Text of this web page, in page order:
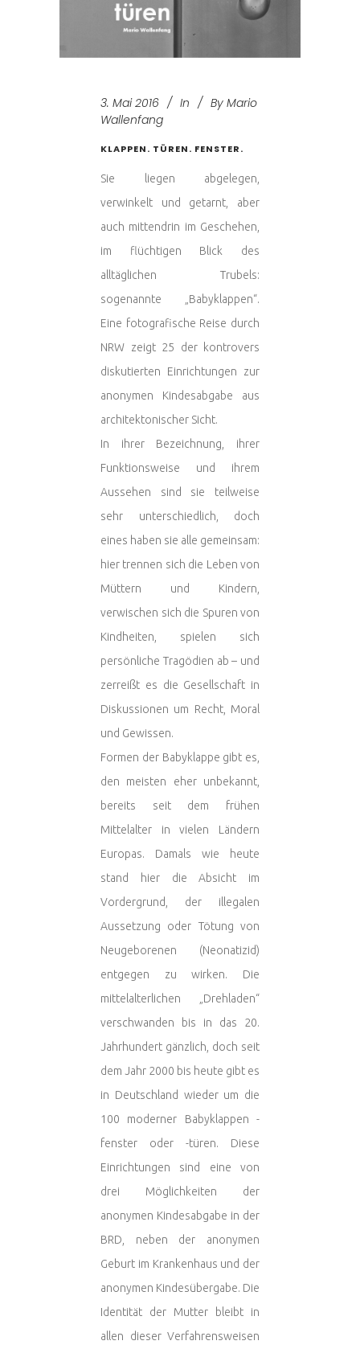
3. Mai 2016 In By Mario
Wallenfang
KLAPPEN. TÜREN. FENSTER.
Sie liegen abgelegen,
verwinkelt und getarnt, aber
auch mittendrin im Geschehen,
im flüchtigen Blick des
alltäglichen Trubels:
sogenannte „Babyklappen“.
Eine fotografische Reise durch
NRW zeigt 25 der kontrovers
diskutierten Einrichtungen zur
anonymen Kindesabgabe aus
architektonischer Sicht.
In ihrer Bezeichnung, ihrer
Funktionsweise und ihrem
Aussehen sind sie teilweise
sehr unterschiedlich, doch
eines haben sie alle gemeinsam:
hier trennen sich die Leben von
Müttern und Kindern,
verwischen sich die Spuren von
Kindheiten, spielen sich
persönliche Tragödien ab – und
zerreißt es die Gesellschaft in
Diskussionen um Recht, Moral
und Gewissen.
Formen der Babyklappe gibt es,
den meisten eher unbekannt,
bereits seit dem frühen
Mittelalter in vielen Ländern
Europas. Damals wie heute
stand hier die Absicht im
Vordergrund, der illegalen
Aussetzung oder Tötung von
Neugeborenen (Neonatizid)
entgegen zu wirken. Die
mittelalterlichen „Drehladen“
verschwanden bis in das 20.
Jahrhundert gänzlich, doch seit
dem Jahr 2000 bis heute gibt es
in Deutschland wieder um die
100 moderner Babyklappen -
fenster oder -türen. Diese
Einrichtungen sind eine von
drei Möglichkeiten der
anonymen Kindesabgabe in der
BRD, neben der anonymen
Geburt im Krankenhaus und der
anonymen Kindesübergabe. Die
Identität der Mutter bleibt in
allen dieser Verfahrensweisen